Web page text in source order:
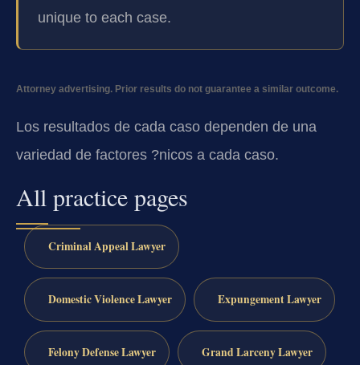
unique to each case.
Attorney advertising. Prior results do not guarantee a similar outcome.
Los resultados de cada caso dependen de una
variedad de factores ?nicos a cada caso.
All practice pages
Criminal Appeal Lawyer
Domestic Violence Lawyer Expungement Lawyer
Felony Defense Lawyer Grand Larceny Lawyer